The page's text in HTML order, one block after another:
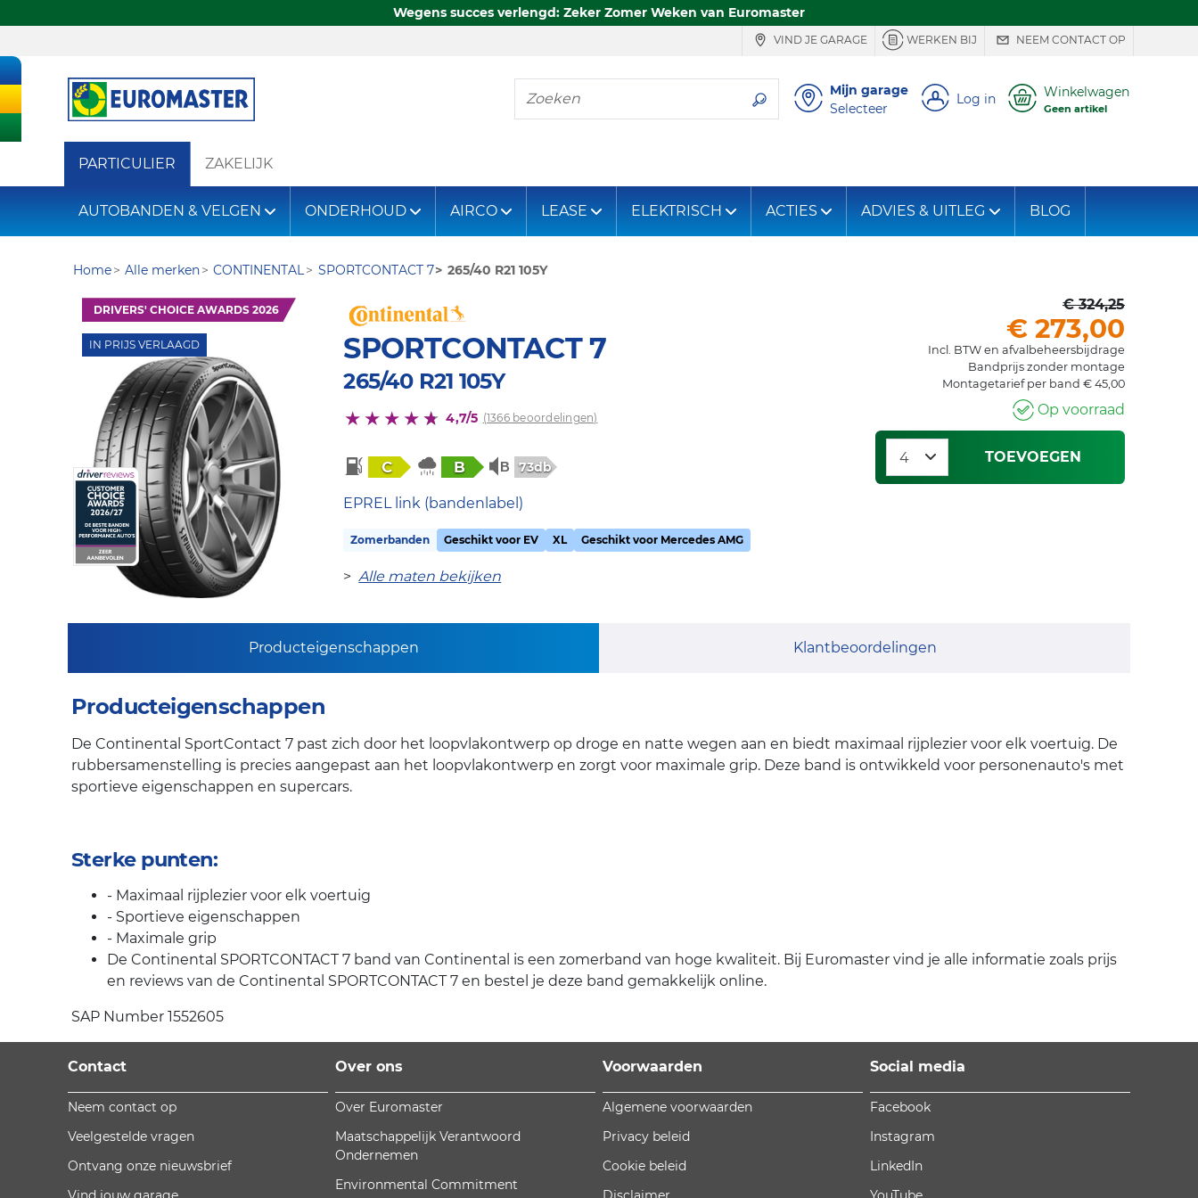
Wegens succes verlengd: Zeker Zomer Weken van Euromaster
VIND JE GARAGE WERKEN BIJ NEEM CONTACT OP
Zoeken
Mijn garage
Selecteer
Log in Winkelwagen
Geen artikel
PARTICULIER ZAKELIJK
AUTOBANDEN & VELGEN ONDERHOUD AIRCO LEASE ELEKTRISCH ACTIES ADVIES & UITLEG BLOG
Home Alle merken CONTINENTAL SPORTCONTACT 7 265/40 R21 105Y
DRIVERS' CHOICE AWARDS 2026
IN PRIJS VERLAAGD SPORTCONTACT 7
265/40 R21 105Y
4,7/5 (1366 beoordelingen)
C B 73db
EPREL link (bandenlabel)
Zomerbanden Geschikt voor EV XL Geschikt voor Mercedes AMG
>Alle maten bekijken
€ 324,25
€ 273,00
Incl. BTW en afvalbeheersbijdrage
Bandprijs zonder montage
Montagetarief per band € 45,00
Op voorraad
TOEVOEGEN
Producteigenschappen Klantbeoordelingen
Producteigenschappen
De Continental SportContact 7 past zich door het loopvlakontwerp op droge en natte wegen aan en biedt maximaal rijplezier voor elk voertuig. De
rubbersamenstelling is precies aangepast aan het loopvlakontwerp en zorgt voor maximale grip. Deze band is ontwikkeld voor personenauto's met
sportieve eigenschappen en supercars.
Sterke punten:
- Maximaal rijplezier voor elk voertuig
- Sportieve eigenschappen
- Maximale grip
De Continental SPORTCONTACT 7 band van Continental is een zomerband van hoge kwaliteit. Bij Euromaster vind je alle informatie zoals prijs
en reviews van de Continental SPORTCONTACT 7 en bestel je deze band gemakkelijk online.
SAP Number 1552605
Contact
Neem contact op
Veelgestelde vragen
Ontvang onze nieuwsbrief
Over ons
Over Euromaster
Maatschappelijk Verantwoord
Ondernemen
Environmental Commitment
Voorwaarden
Algemene voorwaarden
Privacy beleid
Cookie beleid
Social media
Facebook
Instagram
LinkedIn